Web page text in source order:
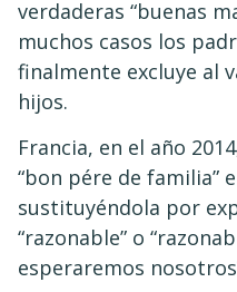
verdaderas “buenas
muchos casos los
finalmente excluye al
hijos.
Francia, en el año
“bon pére de familia”
sustituyéndola por
“razonable” o
esperaremos